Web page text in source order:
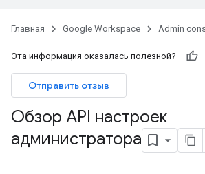
Главная Google Workspace Admin
Эта информация оказалась полезной?
Отправить отзыв
Обзор API настроек
администратора